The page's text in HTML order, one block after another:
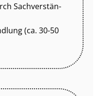
Sach­ver­stän­
(ca. 30-50